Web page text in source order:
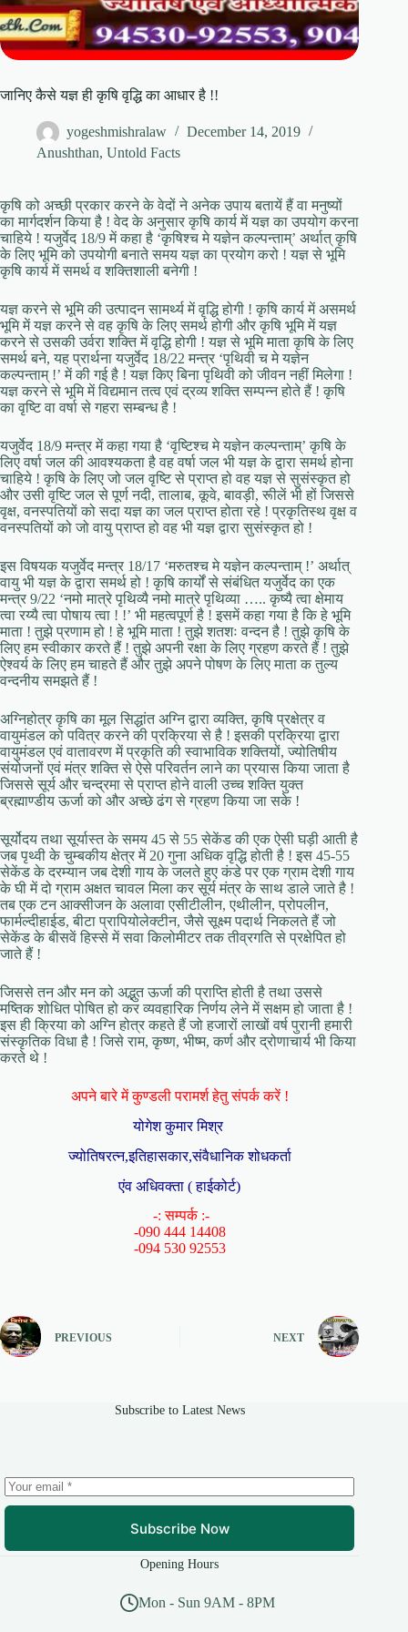
जानिए कैसे यज्ञ ही कृषि वृद्धि का आधार है !!
yogeshmishralaw
December 14, 2019
Anushthan, Untold Facts
कृषि को अच्छी प्रकार करने के वेदों ने अनेक उपाय बतायें हैं वा मनुष्यों
का मार्गदर्शन किया है ! वेद के अनुसार कृषि कार्य में यज्ञ का उपयोग करना
चाहिये ! यजुर्वेद 18/9 में कहा है ‘कृषिश्च मे यज्ञेन कल्पन्ताम्’ अर्थात् कृषि
के लिए भूमि को उपयोगी बनाते समय यज्ञ का प्रयोग करो ! यज्ञ से भूमि
कृषि कार्य में समर्थ व शक्तिशाली बनेगी !
यज्ञ करने से भूमि की उत्पादन सामर्थ्य में वृद्धि होगी ! कृषि कार्य में असमर्थ
भूमि में यज्ञ करने से वह कृषि के लिए समर्थ होगी और कृषि भूमि में यज्ञ
करने से उसकी उर्वरा शक्ति में वृद्धि होगी ! यज्ञ से भूमि माता कृषि के लिए
समर्थ बने, यह प्रार्थना यजुर्वेद 18/22 मन्त्र ‘पृथिवी च मे यज्ञेन
कल्पन्ताम् !’ में की गई है ! यज्ञ किए बिना पृथिवी को जीवन नहीं मिलेगा !
यज्ञ करने से भूमि में विद्यमान तत्व एवं द्रव्य शक्ति सम्पन्न होते हैं ! कृषि
का वृष्टि वा वर्षा से गहरा सम्बन्ध है !
यजुर्वेद 18/9 मन्त्र में कहा गया है ‘वृष्टिश्च मे यज्ञेन कल्पन्ताम्’ कृषि के
लिए वर्षा जल की आवश्यकता है वह वर्षा जल भी यज्ञ के द्वारा समर्थ होना
चाहिये ! कृषि के लिए जो जल वृष्टि से प्राप्त हो वह यज्ञ से सुसंस्कृत हो
और उसी वृष्टि जल से पूर्ण नदी, तालाब, कूवे, बावड़ी, रूीलें भी हों जिससे
वृक्ष, वनस्पतियों को सदा यज्ञ का जल प्राप्त होता रहे ! प्रकृतिस्थ वृक्ष व
वनस्पतियों को जो वायु प्राप्त हो वह भी यज्ञ द्वारा सुसंस्कृत हो !
इस विषयक यजुर्वेद मन्त्र 18/17 ‘मरुतश्च मे यज्ञेन कल्पन्ताम् !’ अर्थात्
वायु भी यज्ञ के द्वारा समर्थ हो ! कृषि कार्यों से संबंधित यजुर्वेद का एक
मन्त्र 9/22 ‘नमो मात्रे पृथिव्यै नमो मात्रे पृथिव्या ….. कृष्यै त्वा क्षेमाय
त्वा रय्यै त्वा पोषाय त्वा ! !’ भी महत्वपूर्ण है ! इसमें कहा गया है कि हे भूमि
माता ! तुझे प्रणाम हो ! हे भूमि माता ! तुझे शतशः वन्दन है ! तुझे कृषि के
लिए हम स्वीकार करते हैं ! तुझे अपनी रक्षा के लिए ग्रहण करते हैं ! तुझे
ऐश्वर्य के लिए हम चाहते हैं और तुझे अपने पोषण के लिए माता क तुल्य
वन्दनीय समझते हैं !
अग्निहोत्र कृषि का मूल सिद्धांत अग्नि द्वारा व्यक्ति, कृषि प्रक्षेत्र व
वायुमंडल को पवित्र करने की प्रक्रिया से है ! इसकी प्रक्रिया द्वारा
वायुमंडल एवं वातावरण में प्रकृति की स्वाभाविक शक्तियों, ज्योतिषीय
संयोजनों एवं मंत्र शक्ति से ऐसे परिवर्तन लाने का प्रयास किया जाता है
जिससे सूर्य और चन्द्रमा से प्राप्त होने वाली उच्च शक्ति युक्त
ब्रह्माण्डीय ऊर्जा को और अच्छे ढंग से ग्रहण किया जा सके !
सूर्योदय तथा सूर्यास्त के समय 45 से 55 सेकेंड की एक ऐसी घड़ी आती है
जब पृथ्वी के चुम्बकीय क्षेत्र में 20 गुना अधिक वृद्धि होती है ! इस 45-55
सेकेंड के दरम्यान जब देशी गाय के जलते हुए कंडे पर एक ग्राम देशी गाय
के घी में दो ग्राम अक्षत चावल मिला कर सूर्य मंत्र के साथ डाले जाते है !
तब एक टन आक्सीजन के अलावा एसीटीलीन, एथीलीन, प्रोपलीन,
फार्मल्दीहाईड, बीटा प्रापियोलेक्टीन, जैसे सूक्ष्म पदार्थ निकलते हैं जो
सेकेंड के बीसवें हिस्से में सवा किलोमीटर तक तीव्रगति से प्रक्षेपित हो
जाते हैं !
जिससे तन और मन को अद्भुत ऊर्जा की प्राप्ति होती है तथा उससे
मष्तिक शोधित पोषित हो कर व्यवहारिक निर्णय लेने में सक्षम हो जाता है !
इस ही क्रिया को अग्नि होत्र कहते हैं जो हजारों लाखों वर्ष पुरानी हमारी
संस्कृतिक विधा है ! जिसे राम, कृष्ण, भीष्म, कर्ण और द्रोणाचार्य भी किया
करते थे !
अपने बारे में कुण्डली परामर्श हेतु संपर्क करें !
योगेश कुमार मिश्र
ज्योतिषरत्न,इतिहासकार,संवैधानिक शोधकर्ता
एंव अधिवक्ता ( हाईकोर्ट)
-: सम्पर्क :-
-090 444 14408
-094 530 92553
PREVIOUS NEXT
Subscribe to Latest News
Subscribe Now
Opening Hours
Mon - Sun 9AM - 8PM